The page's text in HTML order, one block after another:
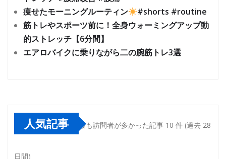
痩せたモーニングルーティン
#shorts #routine
筋トレやスポーツ前に！全身ウォーミングアップ動
的ストレッチ【6分間】
エアロバイクに乗りながら二の腕筋トレ3選
人気記事 最も訪問者が多かった記事 10 件 (過去 28
日間)